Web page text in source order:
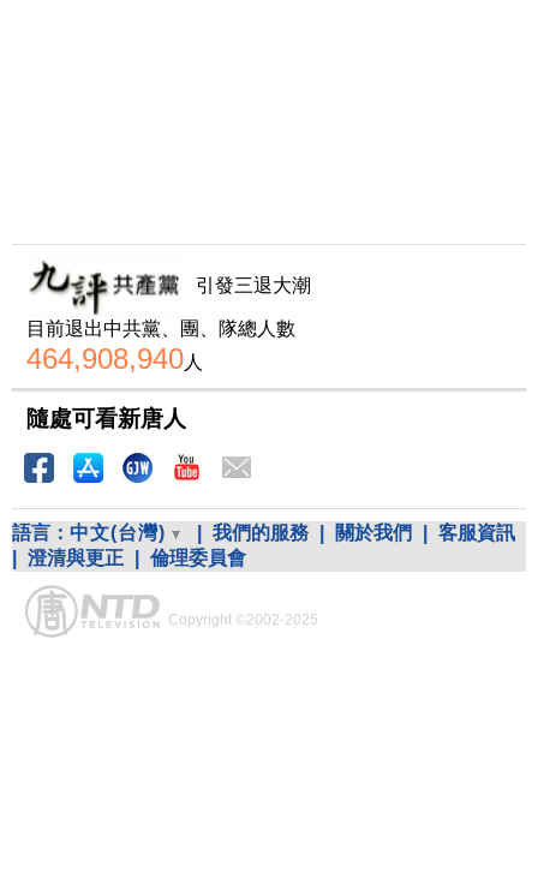
引發三退大潮
目前退出中共黨、團、隊總人數
464,908,940人
隨處可看新唐人
語言： 中文(台灣) 我們的服務 關於我們
客服資訊
澄清與更正 倫理委員會
Copyright ©2002-2025